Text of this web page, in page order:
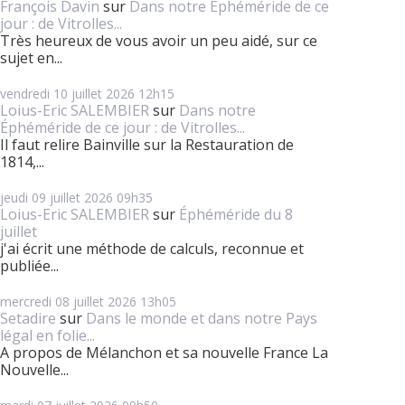
François Davin sur Dans notre Éphéméride de ce
jour : de Vitrolles...
Très heureux de vous avoir un peu aidé, sur ce
sujet en...
vendredi 10 juillet 2026 12h15
Loius-Eric SALEMBIERsur Dans notre
Éphéméride de ce jour : de Vitrolles...
Il faut relire Bainville sur la Restauration de
1814,...
jeudi 09 juillet 2026 09h35
Loius-Eric SALEMBIERsur Éphéméride du 8
juillet
j'ai écrit une méthode de calculs, reconnue et
publiée...
mercredi 08 juillet 2026 13h05
Setadire sur Dans le monde et dans notre Pays
légal en folie...
A propos de Mélanchon et sa nouvelle France La
Nouvelle...